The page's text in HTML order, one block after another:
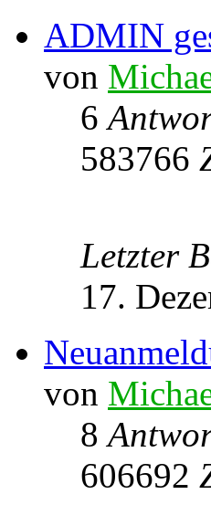
ADMIN
von
6
583766
Letzter
17.
von
8
606692